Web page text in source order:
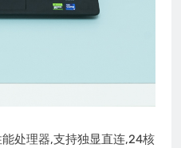
处理器,支持独显直连,24核